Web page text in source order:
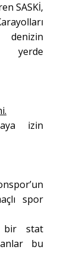
SASKİ,
yerde
izin
spor
bir stat
bu